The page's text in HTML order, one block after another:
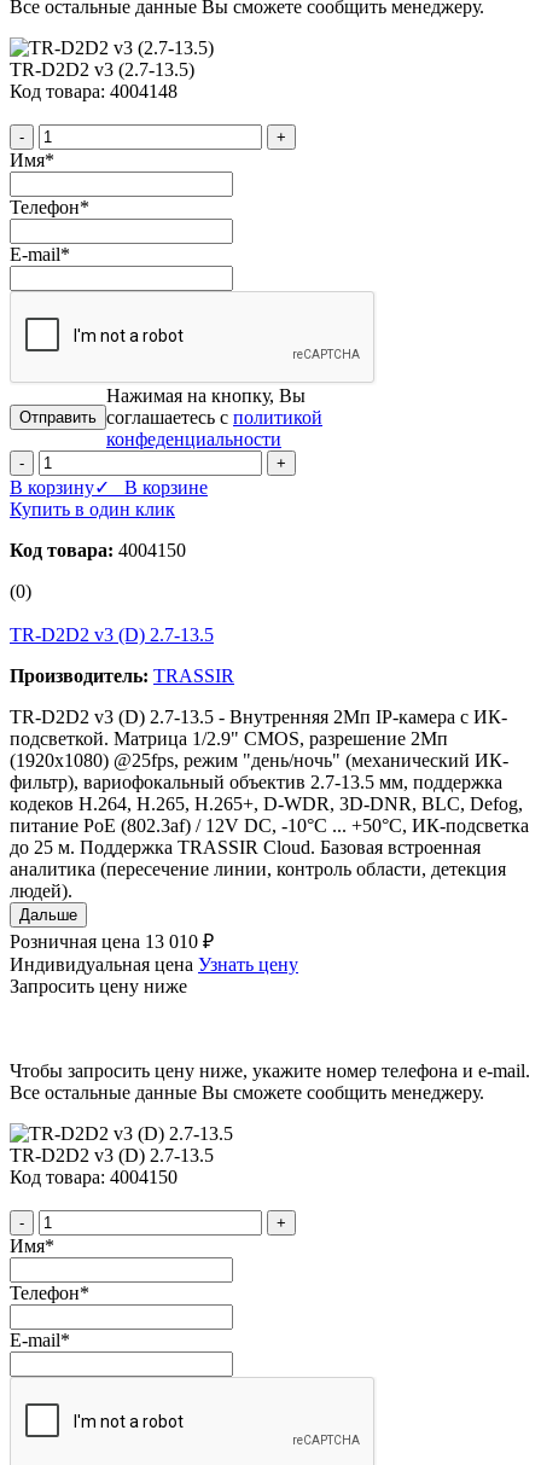
Все остальные данные Вы сможете сообщить менеджеру.
TR-D2D2 v3 (2.7-13.5)
Код товара: 4004148
- +
Имя*
Телефон*
E-mail*
Нажимая на кнопку, Вы
соглашаетесь с политикой
конфеденциальности
- +
В корзину✓ В корзине
Купить в один клик
Код товара: 4004150
(0)
TR-D2D2 v3 (D) 2.7-13.5
Производитель: TRASSIR
TR-D2D2 v3 (D) 2.7-13.5 - Внутренняя 2Мп IP-камера с ИК-
подсветкой. Матрица 1/2.9" CMOS, разрешение 2Мп
(1920х1080) @25fps, режим "день/ночь" (механический ИК-
фильтр), вариофокальный объектив 2.7-13.5 мм, поддержка
кодеков H.264, H.265, H.265+, D-WDR, 3D-DNR, BLC, Defog,
питание PoE (802.3af) / 12V DC, -10°C ... +50°C, ИК-подсветка
до 25 м. Поддержка TRASSIR Cloud. Базовая встроенная
аналитика (пересечение линии, контроль области, детекция
людей).
Дальше
Розничная цена 13 010 ₽
Индивидуальная цена Узнать цену
Запросить цену ниже
Чтобы запросить цену ниже, укажите номер телефона и e-mail.
Все остальные данные Вы сможете сообщить менеджеру.
TR-D2D2 v3 (D) 2.7-13.5
Код товара: 4004150
- +
Имя*
Телефон*
E-mail*